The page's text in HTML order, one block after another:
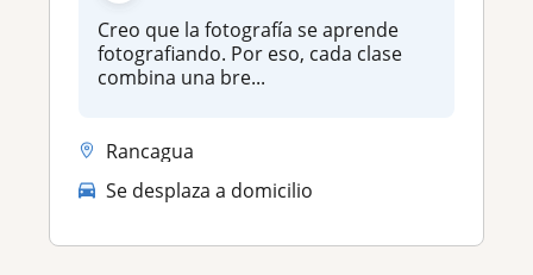
Creo que la fotografía se aprende
fotografiando. Por eso, cada clase
combina una bre...
Rancagua
Se desplaza a domicilio